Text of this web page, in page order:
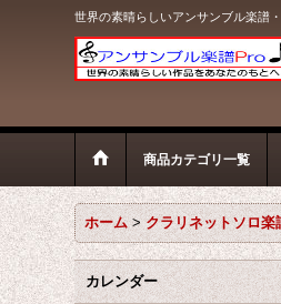
世界の素晴らしいアンサンブル楽譜
商品カテゴリ一覧
ホーム > クラリネットソロ楽
カレンダー